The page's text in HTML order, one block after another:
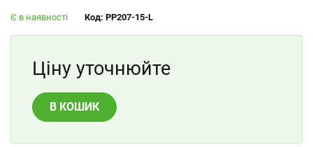
Є в наявності Код: PP207-15-L
Ціну уточнюйте
В КОШИК